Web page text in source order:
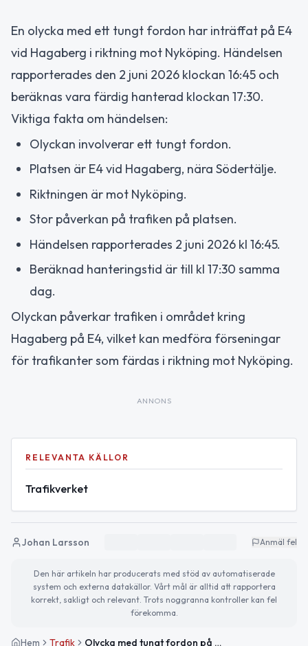
En olycka med ett tungt fordon har inträffat på E4
vid Hagaberg i riktning mot Nyköping. Händelsen
rapporterades den 2 juni 2026 klockan 16:45 och
beräknas vara färdig hanterad klockan 17:30.
Viktiga fakta om händelsen:
Olyckan involverar ett tungt fordon.
Platsen är E4 vid Hagaberg, nära Södertälje.
Riktningen är mot Nyköping.
Stor påverkan på trafiken på platsen.
Händelsen rapporterades 2 juni 2026 kl 16:45.
Beräknad hanteringstid är till kl 17:30 samma
dag.
Olyckan påverkar trafiken i området kring
Hagaberg på E4, vilket kan medföra förseningar
för trafikanter som färdas i riktning mot Nyköping.
ANNONS
RELEVANTA KÄLLOR
Trafikverket
Johan Larsson Anmäl fel
Den här artikeln har producerats med stöd av automatiserade
system och externa datakällor. Vårt mål är alltid att rapportera
korrekt, sakligt och relevant. Trots noggranna kontroller kan fel
förekomma.
Hem Trafik Olycka med tungt fordon på E4 vid Hagaberg påverkar trafiken